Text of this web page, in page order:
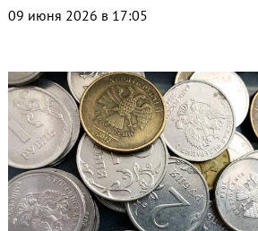
09 июня 2026 в 17:05